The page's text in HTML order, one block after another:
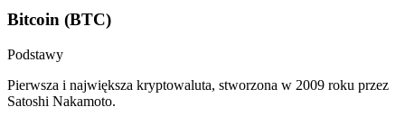
Bitcoin (BTC)
Podstawy
Pierwsza i największa kryptowaluta, stworzona w 2009 roku przez
Satoshi Nakamoto.